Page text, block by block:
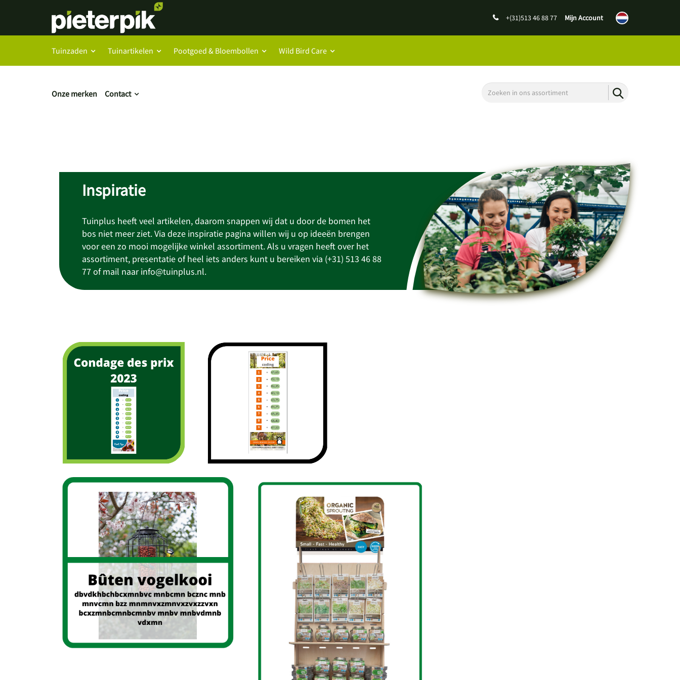
+(31)513 46 88 77 Mijn Account
Tuinzaden Tuinartikelen Pootgoed & Bloembollen Wild Bird Care
Onze merken Contact
Inspiratie
Tuinplus heeft veel artikelen, daarom snappen wij dat u door de bomen het
bos niet meer ziet. Via deze inspiratie pagina willen wij u op ideeën brengen
voor een zo mooi mogelijke winkel assortiment. Als u vragen heeft over het
assortiment, presentatie of heel iets anders kunt u bereiken via (+31) 513 46 88
77 of mail naar info@tuinplus.nl.